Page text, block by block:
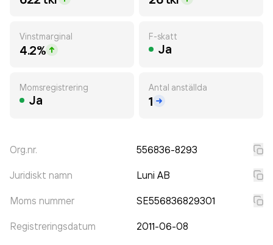
Vinstmarginal
4.2%
F-skatt
Ja
Momsregistrering
Ja
Antal anställda
1
Org.nr. 556836-8293
Juridiskt namn Luni AB
Moms nummer SE556836829301
Registreringsdatum 2011-06-08